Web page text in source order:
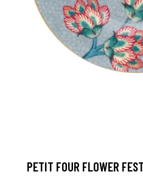
PETIT FOUR FLOWER